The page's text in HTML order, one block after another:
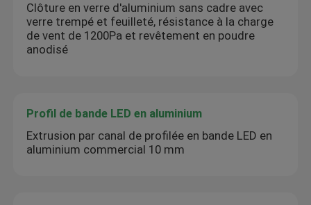
Clôture en verre d'aluminium sans cadre avec
verre trempé et feuilleté, résistance à la charge
de vent de 1200Pa et revêtement en poudre
anodisé
Profil de bande LED en aluminium
Extrusion par canal de profilée en bande LED en
aluminium commercial 10 mm